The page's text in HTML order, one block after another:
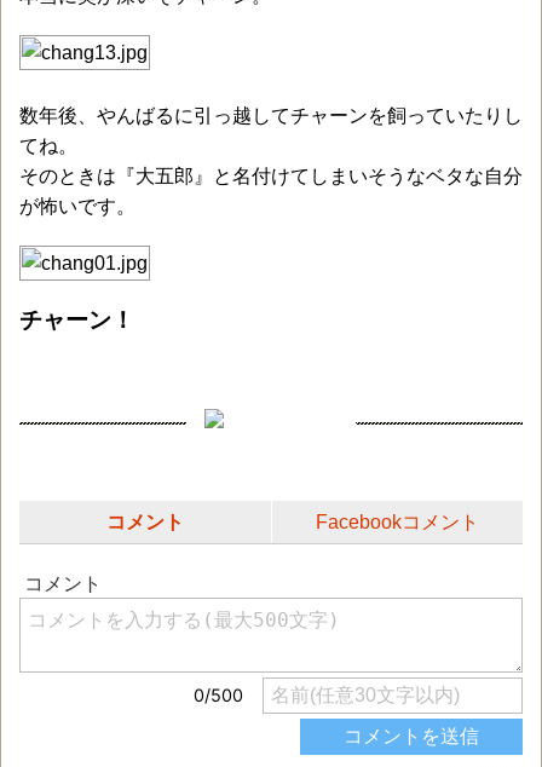
数年後、やんばるに引っ越してチャーンを飼っていたりし
てね。
そのときは『大五郎』と名付けてしまいそうなベタな自分
が怖いです。
チャーン！
コメント Facebookコメント